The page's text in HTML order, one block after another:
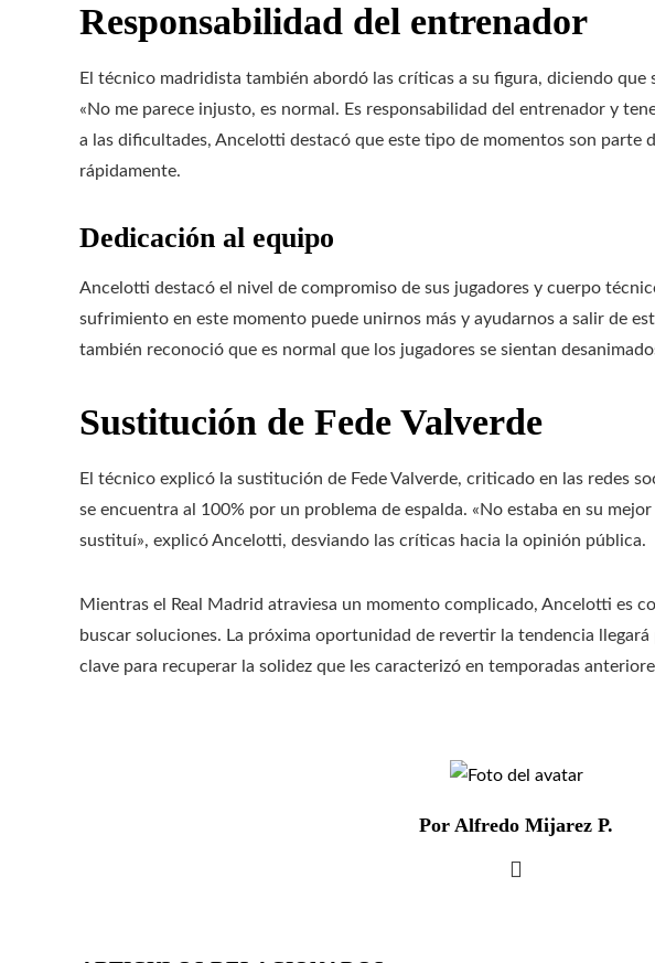
Responsabilidad del entrenador
El técnico madridista también abordó las críticas a su figura, diciendo que
«No me parece injusto, es normal. Es responsabilidad del entrenador y
a las dificultades, Ancelotti destacó que este tipo de momentos son parte
rápidamente.
Dedicación al equipo
Ancelotti destacó el nivel de compromiso de sus jugadores y cuerpo
sufrimiento en este momento puede unirnos más y ayudarnos a salir de
también reconoció que es normal que los jugadores se sientan
Sustitución de Fede Valverde
El técnico explicó la sustitución de Fede Valverde, criticado en las redes
se encuentra al 100% por un problema de espalda. «No estaba en su
sustituí», explicó Ancelotti, desviando las críticas hacia la opinión pública.
Mientras el Real Madrid atraviesa un momento complicado, Ancelotti es
buscar soluciones. La próxima oportunidad de revertir la tendencia
clave para recuperar la solidez que les caracterizó en temporadas
Por Alfredo Mijarez P.